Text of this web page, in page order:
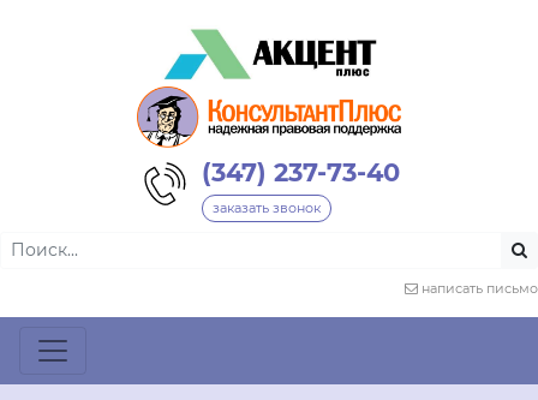
(347) 237-73-40
заказать звонок
написать письмо